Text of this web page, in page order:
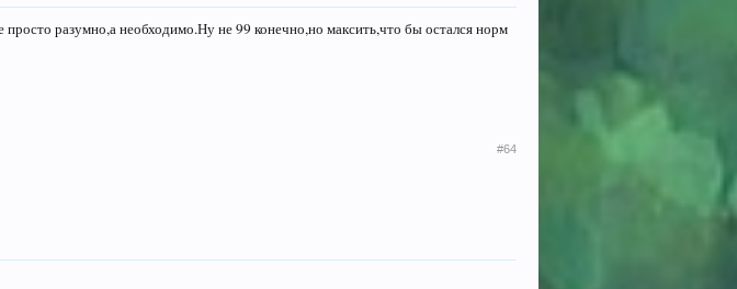
разумно,а необходимо.Ну не 99 конечно,но максить,что бы остался норм
#64